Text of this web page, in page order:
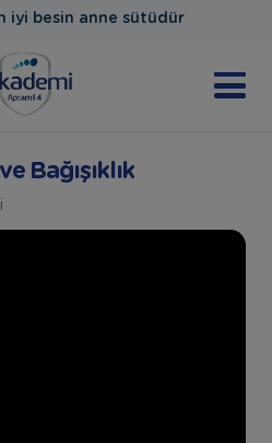
iyi besin anne sütüdür
Bağışıklık